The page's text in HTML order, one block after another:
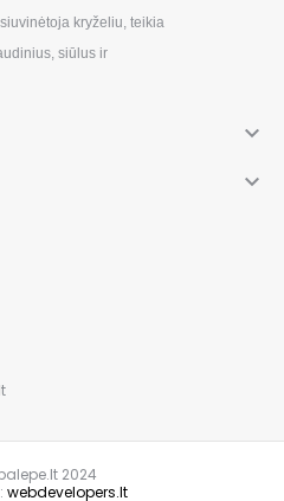
kryželiu, teikia
siūlus ir


2024
webdevelopers.lt